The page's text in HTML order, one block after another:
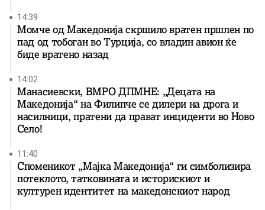
14:39
Момче од Македонија скршило вратен пршлен по
пад од тобоган во Турција, со владин авион ќе
биде вратенo назад
14:02
Манасиевски, ВМРО ДПМНЕ: „Децата на
Македонија“ на Филипче се дилери на дрога и
насилници, пратени да прават инциденти во Ново
Село!
11:40
Споменикот „Мајка Македонија“ ги симболизира
потеклото, татковината и историскиот и
културен идентитет на македонскиот народ